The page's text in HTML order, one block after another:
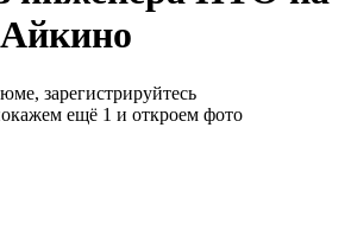
зарегистрируйтесь
ещё 1 и откроем фото